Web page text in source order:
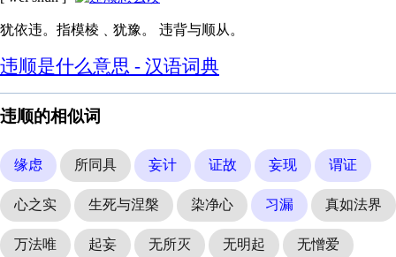
犹依违。指模棱﹑犹豫。 违背与顺从。
违顺是什么意思 - 汉语词典
违顺的相似词
缘虑 所同具 妄计 证故 妄现 谓证
心之实 生死与涅槃 染净心 习漏 真如法界
万法唯 起妄 无所灭 无明起 无憎爱